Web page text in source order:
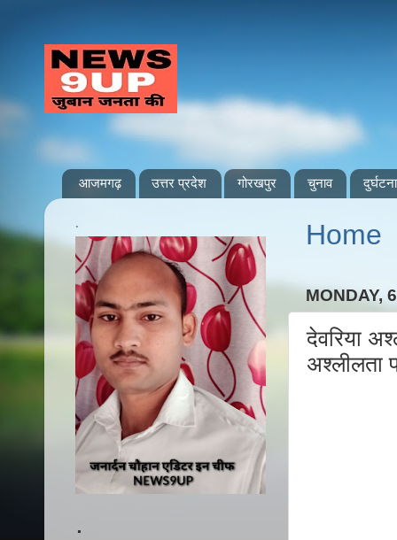
आजमगढ़ उत्तर प्रदेश गोरखपुर चुनाव दुर्घटना
Home
MONDAY,
देवरिया
अश्लीलता
.
.